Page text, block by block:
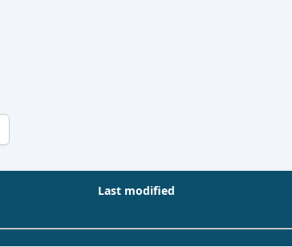
Last modified